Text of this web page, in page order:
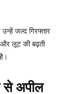
जल्द गिरफ्तार
लूट की बढ़ती
से अपील